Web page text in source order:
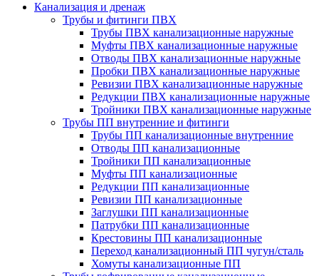
Канализация и дренаж
Трубы и фитинги ПВХ
Трубы ПВХ канализационные наружные
Муфты ПВХ канализационные наружные
Отводы ПВХ канализационные наружные
Пробки ПВХ канализационные наружные
Ревизии ПВХ канализационные наружные
Редукции ПВХ канализационные наружные
Тройники ПВХ канализационные наружные
Трубы ПП внутренние и фитинги
Трубы ПП канализационные внутренние
Отводы ПП канализационные
Тройники ПП канализационные
Муфты ПП канализационные
Редукции ПП канализационные
Ревизии ПП канализационные
Заглушки ПП канализационные
Патрубки ПП канализационные
Крестовины ПП канализационные
Переход канализационный ПП чугун/сталь
Хомуты канализационные ПП